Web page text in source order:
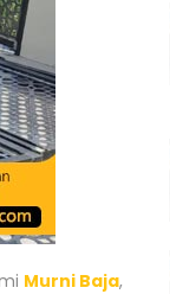
Murni Baja,